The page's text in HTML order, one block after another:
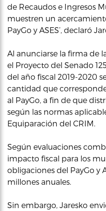
de Recaudos e Ingresos
muestren un
PayGo y ASES’, declaró
Al anunciarse la firma de
el Proyecto del Senado
del año fiscal 2019-2020
cantidad que
al PayGo, a fin de que
según las normas
Equiparación del CRIM.
Según evaluaciones
impacto fiscal para los
obligaciones del PayGo y
millones anuales.
Sin embargo, Jaresko